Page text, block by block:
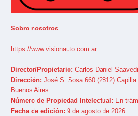
Sobre nosotros
https://www.visionauto.com.ar
Director/Propietario: Carlos Daniel
Dirección: José S. Sosa 660 (2812)
Buenos Aires
Número de Propiedad Intelectual: En
Fecha de edición: 9 de agosto de 2026